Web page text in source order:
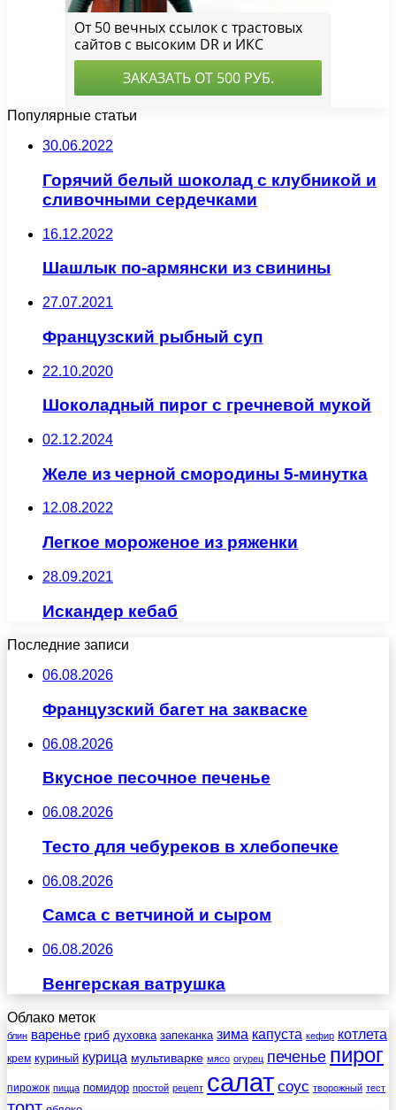
Популярные статьи
30.06.2022
Горячий белый шоколад с клубникой и
сливочными сердечками
16.12.2022
Шашлык по-армянски из свинины
27.07.2021
Французский рыбный суп
22.10.2020
Шоколадный пирог с гречневой мукой
02.12.2024
Желе из черной смородины 5-минутка
12.08.2022
Легкое мороженое из ряженки
28.09.2021
Искандер кебаб
Последние записи
06.08.2026
Французский багет на закваске
06.08.2026
Вкусное песочное печенье
06.08.2026
Тесто для чебуреков в хлебопечке
06.08.2026
Самса с ветчиной и сыром
06.08.2026
Венгерская ватрушка
Облако меток
блин варенье гриб духовка запеканка зима капуста кефир котлета
крем куриный курица мультиварке мясо огурец печенье пирог
пирожок пицца помидор простой рецепт салат соус творожный тест